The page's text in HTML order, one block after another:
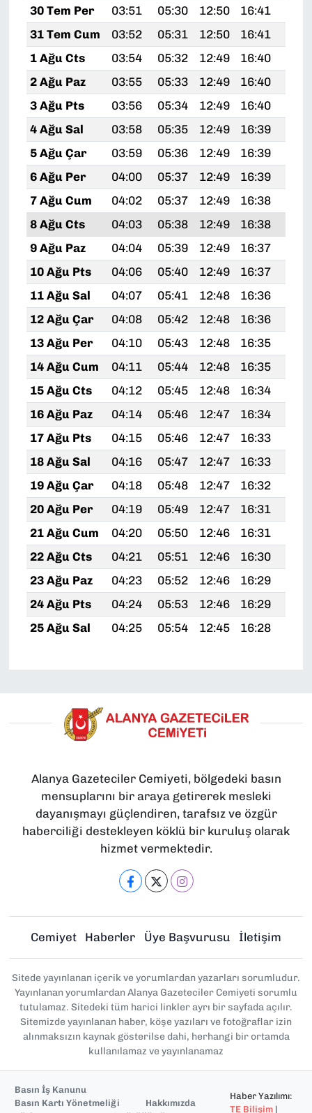
30 Tem Per
03:51 05:30 12:50 16:41
31 Tem Cum
03:52 05:31 12:50 16:41
1 Ağu Cts
03:54 05:32 12:49 16:40
2 Ağu Paz
03:55 05:33 12:49 16:40
3 Ağu Pts
03:56 05:34 12:49 16:40
4 Ağu Sal
03:58 05:35 12:49 16:39
5 Ağu Çar
03:59 05:36 12:49 16:39
6 Ağu Per
04:00 05:37 12:49 16:39
7 Ağu Cum
04:02 05:37 12:49 16:38
8 Ağu Cts
04:03 05:38 12:49 16:38
9 Ağu Paz
04:04 05:39 12:49 16:37
10 Ağu Pts
04:06 05:40 12:49 16:37
11 Ağu Sal
04:07 05:41 12:48 16:36
12 Ağu Çar
04:08 05:42 12:48 16:36
13 Ağu Per
04:10 05:43 12:48 16:35
14 Ağu Cum
04:11 05:44 12:48 16:35
15 Ağu Cts
04:12 05:45 12:48 16:34
16 Ağu Paz
04:14 05:46 12:47 16:34
17 Ağu Pts
04:15 05:46 12:47 16:33
18 Ağu Sal
04:16 05:47 12:47 16:33
19 Ağu Çar
04:18 05:48 12:47 16:32
20 Ağu Per
04:19 05:49 12:47 16:31
21 Ağu Cum
04:20 05:50 12:46 16:31
22 Ağu Cts
04:21 05:51 12:46 16:30
23 Ağu Paz
04:23 05:52 12:46 16:29
24 Ağu Pts
04:24 05:53 12:46 16:29
25 Ağu Sal
04:25 05:54 12:45 16:28
Alanya Gazeteciler Cemiyeti, bölgedeki basın
mensuplarını bir araya getirerek mesleki
dayanışmayı güçlendiren, tarafsız ve özgür
haberciliği destekleyen köklü bir kuruluş olarak
hizmet vermektedir.
Cemiyet Haberler Üye Başvurusu İletişim
Sitede yayınlanan içerik ve yorumlardan yazarları sorumludur.
Yayınlanan yorumlardan Alanya Gazeteciler Cemiyeti sorumlu
tutulamaz. Sitedeki tüm harici linkler ayrı bir sayfada açılır.
Sitemizde yayınlanan haber, köşe yazıları ve fotoğraflar izin
alınmaksızın kaynak gösterilse dahi, herhangi bir ortamda
kullanılamaz ve yayınlanamaz
Basın İş Kanunu
Basın Kartı Yönetmeliği
Hakkımızda
Haber Yazılımı:
TE Bilişim |